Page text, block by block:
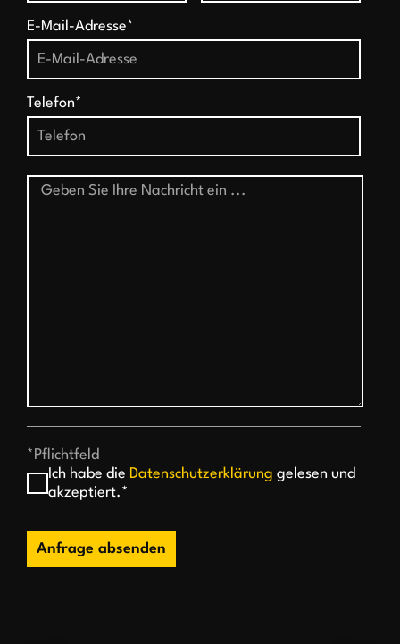
E-Mail-Adresse*
Telefon*
*Pflichtfeld
Ich habe die Datenschutzerklärung gelesen und
akzeptiert.*
Anfrage absenden